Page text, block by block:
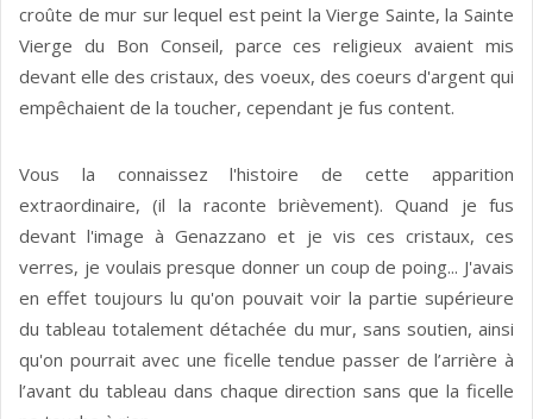
croûte de mur sur lequel est peint la Vierge Sainte, la Sainte
Vierge du Bon Conseil, parce ces religieux avaient mis
devant elle des cristaux, des voeux, des coeurs d'argent qui
empêchaient de la toucher, cependant je fus content.
Vous la connaissez l'histoire de cette apparition
extraordinaire, (il la raconte brièvement). Quand je fus
devant l'image à Genazzano et je vis ces cristaux, ces
verres, je voulais presque donner un coup de poing... J'avais
en effet toujours lu qu'on pouvait voir la partie supérieure
du tableau totalement détachée du mur, sans soutien, ainsi
qu'on pourrait avec une ficelle tendue passer de l’arrière à
l’avant du tableau dans chaque direction sans que la ficelle